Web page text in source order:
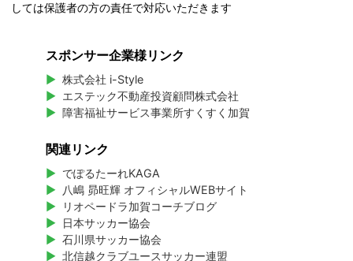
しては保護者の方の責任で対応いただきます
スポンサー企業様リンク
株式会社 i-Style
エステック不動産投資顧問株式会社
障害福祉サービス事業所すくすく加賀
関連リンク
でぽるたーれKAGA
八嶋 昴旺輝 オフィシャルWEBサイト
リオペードラ加賀コーチブログ
日本サッカー協会
石川県サッカー協会
北信越クラブユースサッカー連盟